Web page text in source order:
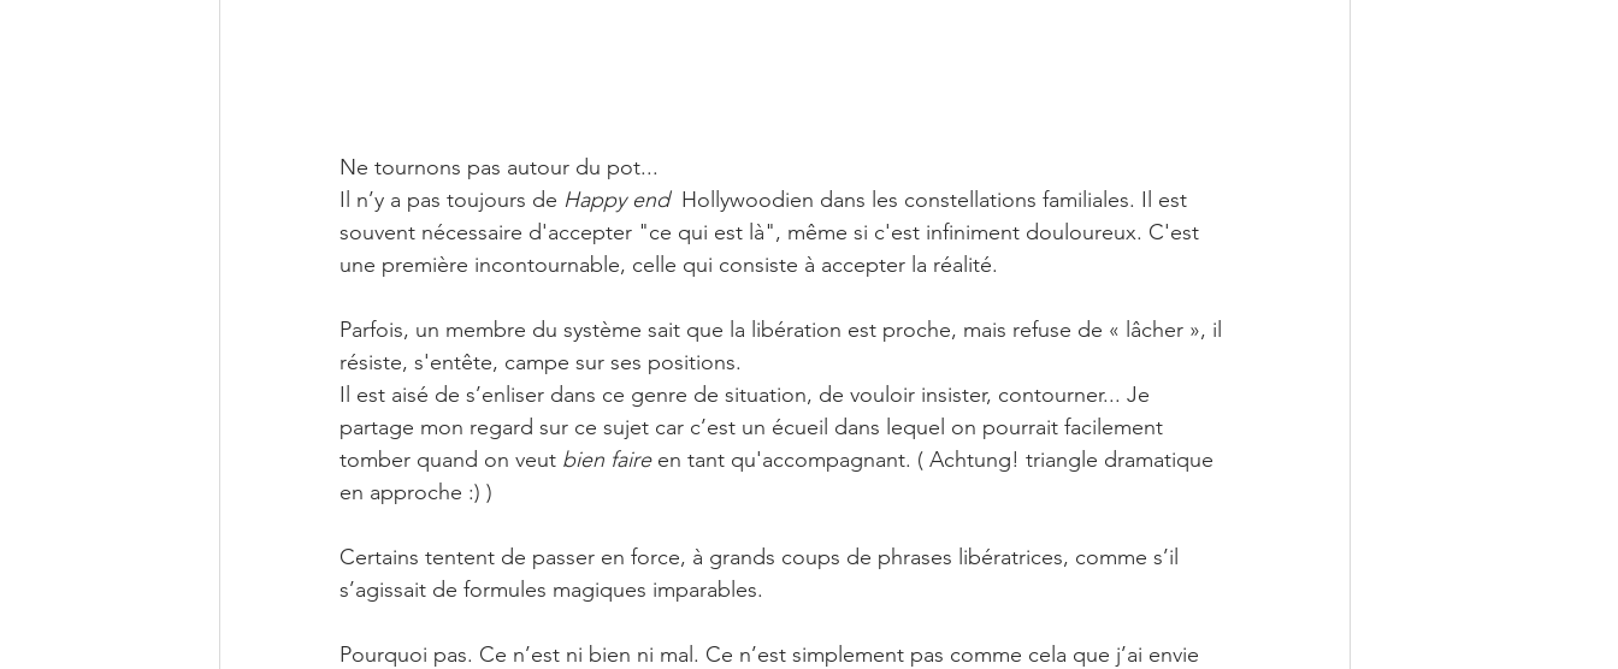
Ne tournons pas autour du pot...
Il n’y a pas toujours de Happy end
  Hollywoodien dans les constellations familiales. Il est
souvent nécessaire d'accepter "ce qui est là", même si c'est infiniment douloureux. C'est
une première incontournable, celle qui consiste à accepter la réalité.
Parfois, un membre du système sait que la libération est proche, mais refuse de « lâcher », il
résiste, s'entête, campe sur ses positions.
Il est aisé de s’enliser dans ce genre de situation, de vouloir insister, contourner... Je
partage mon regard sur ce sujet car c’est un écueil dans lequel on pourrait facilement
tomber quand on veut bien faire en tant qu'accompagnant. ( Achtung! triangle dramatique
en approche :) )
Certains tentent de passer en force, à grands coups de phrases libératrices, comme s’il
s’agissait de formules magiques imparables.
Pourquoi pas. Ce n’est ni bien ni mal. Ce n’est simplement pas comme cela que j’ai envie